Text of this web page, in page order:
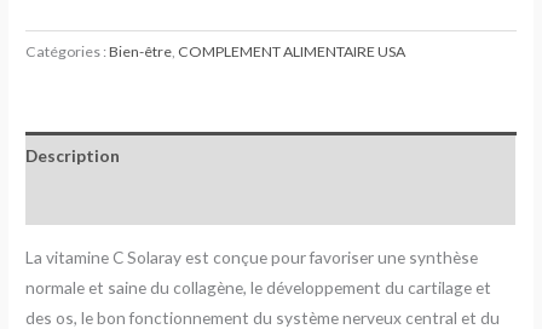
Catégories :Bien-être, COMPLEMENT ALIMENTAIRE USA
Description
La vitamine C Solaray est conçue pour favoriser une synthèse
normale et saine du collagène, le développement du cartilage et
des os, le bon fonctionnement du système nerveux central et du